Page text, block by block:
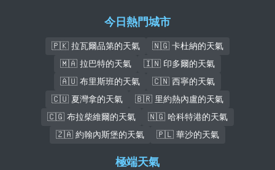
今日熱門城市
🇵🇰 拉瓦爾品第的天氣
🇳🇬 卡杜納的天氣
🇲🇦 拉巴特的天氣
🇮🇳 印多爾的天氣
🇦🇺 布里斯班的天氣
🇨🇳 西寧的天氣
🇨🇺 夏灣拿的天氣
🇧🇷 里約熱內盧的天氣
🇨🇬 布拉柴維爾的天氣
🇳🇬 哈科特港的天氣
🇿🇦 約翰內斯堡的天氣
🇵🇱 華沙的天氣
極端天氣